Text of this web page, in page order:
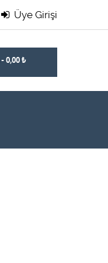
Üye Girişi
- 0,00 ₺